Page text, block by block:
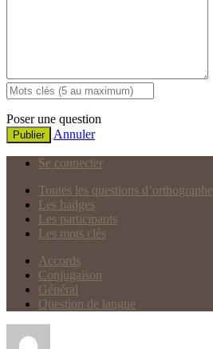
Poser une question
Publier Annuler
Se connecter
Toutes les questions d’orthographe
Les badges
Les participants
Les mots clés
Accords
Conjugaison
Général
Question de langue